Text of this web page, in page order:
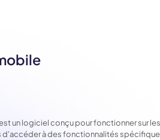
un logiciel conçu pour fonctionner sur
d'accéder à des fonctionnalités